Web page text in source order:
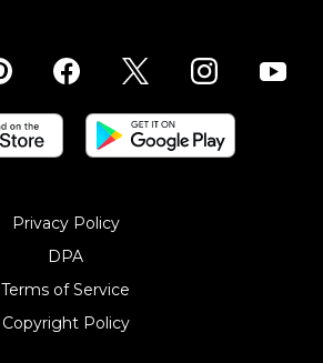
Privacy Policy
DPA
Terms of Service
Copyright Policy‎